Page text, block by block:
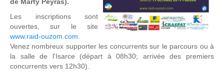
Les inscriptions sont
ouvertes, sur le site
www.raid-ouzom.com.
Venez nombreux supporter les concurrents sur le parcours ou à
la salle de l'Isarce (départ à 08h30; arrivée des premiers
concurrents vers 12h30).